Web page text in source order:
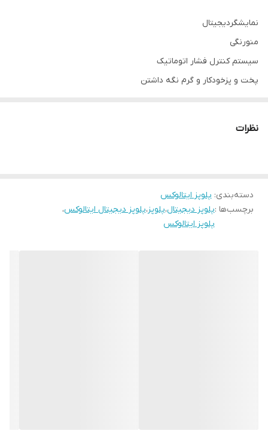
نمایشگردیجیتال
منورنگی
سیستم کنترل فشار اتوماتیک
پخت و پزخودکار و گرم نگه داشتن
دیگ داخلی گرانیتی باضخامت2میلی متر
1000وات
نظرات
دسته‌بندی: پلوپز ایتالوکس
برچسب‌ها :پلوپز دیجیتال،پلوپز،پلوپز دیجیتال ایتالوکس،
پلوپز ایتالوکس